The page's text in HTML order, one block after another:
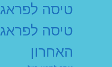
טיסה לפראג
טיסה
האחרון